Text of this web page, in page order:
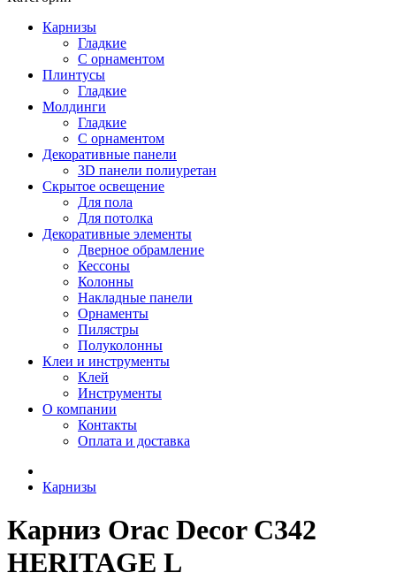
Карнизы
Гладкие
С орнаментом
Плинтусы
Гладкие
Молдинги
Гладкие
С орнаментом
Декоративные панели
3D панели полиуретан
Скрытое освещение
Для пола
Для потолка
Декоративные элементы
Дверное обрамление
Кессоны
Колонны
Накладные панели
Орнаменты
Пилястры
Полуколонны
Клеи и инструменты
Клей
Инструменты
О компании
Контакты
Оплата и доставка
Карнизы
Карниз Orac Decor C342
HERITAGE L